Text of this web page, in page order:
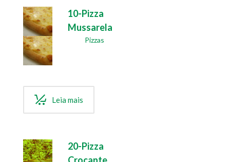
10-Pizza
Mussarela
Pizzas
Leia mais
20-Pizza